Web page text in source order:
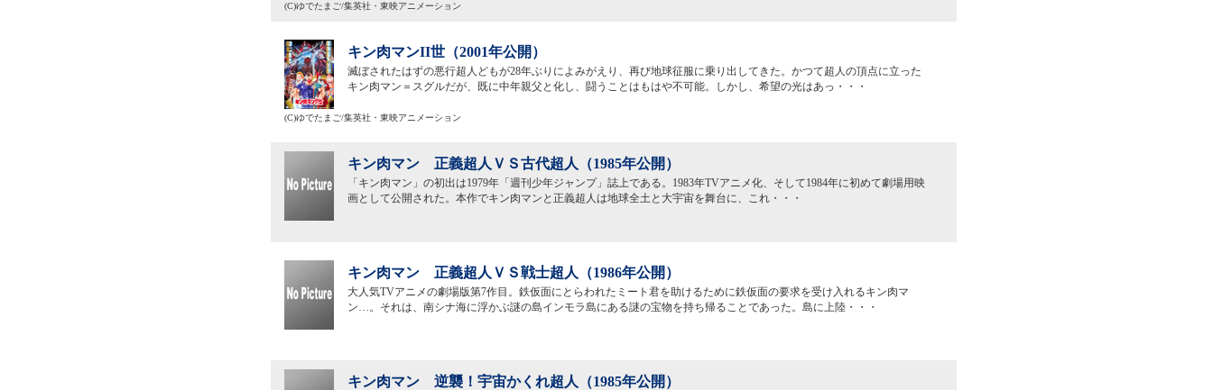
(C)ゆでたまご/集英社・東映アニメーション
キン肉マンII世（2001年公開）
滅ぼされたはずの悪行超人どもが28年ぶりによみがえり、再び地球征服に乗り出してきた。かつて超人の頂点に立った
キン肉マン＝スグルだが、既に中年親父と化し、闘うことはもはや不可能。しかし、希望の光はあっ・・・
(C)ゆでたまご/集英社・東映アニメーション
キン肉マン 正義超人ＶＳ古代超人（1985年公開）
「キン肉マン」の初出は1979年「週刊少年ジャンプ」誌上である。1983年TVアニメ化、そして1984年に初めて劇場用映
画として公開された。本作でキン肉マンと正義超人は地球全土と大宇宙を舞台に、これ・・・
キン肉マン 正義超人ＶＳ戦士超人（1986年公開）
大人気TVアニメの劇場版第7作目。鉄仮面にとらわれたミート君を助けるために鉄仮面の要求を受け入れるキン肉マ
ン…。それは、南シナ海に浮かぶ謎の島インモラ島にある謎の宝物を持ち帰ることであった。島に上陸・・・
キン肉マン 逆襲！宇宙かくれ超人（1985年公開）